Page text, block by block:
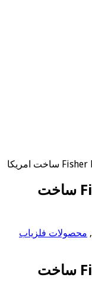
فلزیاب فیشر Fisher F75 plus ساخت
, محصولات فلزیاب
فلزیاب فیشر Fisher F75 plus ساخت